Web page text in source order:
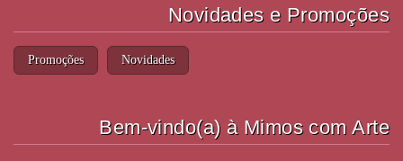
Novidades e Promoções
Promoções Novidades
Bem-vindo(a) à Mimos com Arte